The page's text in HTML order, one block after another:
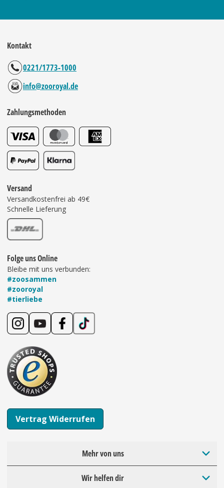
Kontakt
0221/1773-1000
info@zooroyal.de
Zahlungsmethoden
Versand
Versandkostenfrei ab 49€
Schnelle Lieferung
Folge uns Online
Bleibe mit uns verbunden:
#zoosammen
#zooroyal
#tierliebe
Vertrag Widerrufen
Mehr von uns
Wir helfen dir